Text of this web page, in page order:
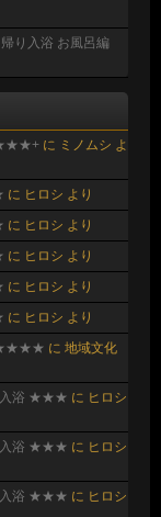
り入浴 お風呂編
★★★+ に ミノムシ よ
に ヒロシ より
に ヒロシ より
に ヒロシ より
に ヒロシ より
に ヒロシ より
★★★★ に 地域文化
入浴 ★★★ に ヒロシ
入浴 ★★★ に ヒロシ
入浴 ★★★ に ヒロシ